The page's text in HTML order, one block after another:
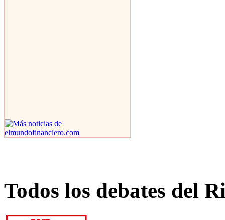
Todos los debates del